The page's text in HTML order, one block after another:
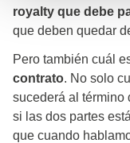
royalty que debe
que deben quedar
Pero también cuál
contrato. No solo
sucederá al término
si las dos partes
que cuando